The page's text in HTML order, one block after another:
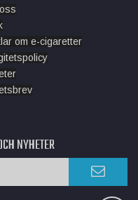
om e-cigaretter
NYHETER